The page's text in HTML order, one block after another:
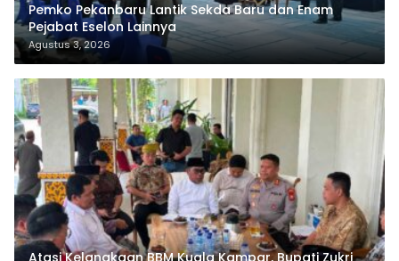
Pemko Pekanbaru Lantik Sekda Baru dan Enam
Pejabat Eselon Lainnya
Agustus 3, 2026
Atasi Kelangkaan BBM Kuala Kampar, Bupati Zukri